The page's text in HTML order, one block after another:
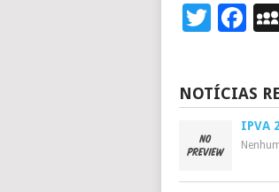
NOTÍCIAS
IPVA